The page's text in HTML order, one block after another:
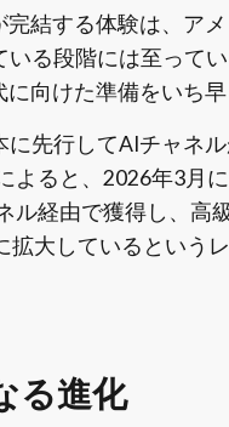
結する体験は、ア
る段階には至って
向けた準備をいち早
先行してAIチャネ
よると、2026年3月
ル経由で獲得し、高
大しているという
る進化